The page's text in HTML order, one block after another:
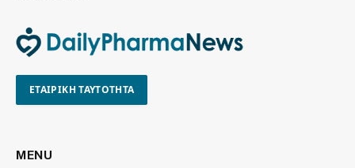
ΕΤΑΙΡΙΚΗ ΤΑΥΤΟΤΗΤΑ
MENU